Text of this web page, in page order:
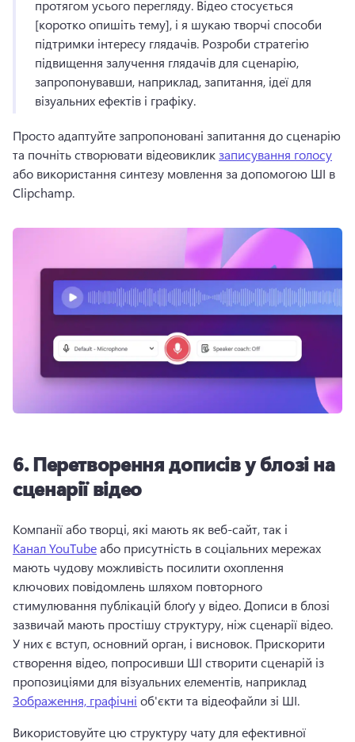
протягом усього перегляду. Відео стосується
[коротко опишіть тему], і я шукаю творчі способи
підтримки інтересу глядачів. Розроби стратегію
підвищення залучення глядачів для сценарію,
запропонувавши, наприклад, запитання, ідеї для
візуальних ефектів і графіку.
Просто адаптуйте запропоновані запитання до сценарію
та почніть створювати відеовиклик записування голосу
або використання синтезу мовлення за допомогою ШІ в
Clipchamp.
6.Перетворення дописів у блозі на
сценарії відео
Компанії або творці, які мають як веб-сайт, так і
Канал YouTube або присутність в соціальних мережах
мають чудову можливість посилити охоплення
ключових повідомлень шляхом повторного
стимулювання публікацій блоґу у відео. Дописи в блозі
У них є вступ, основний орган, і висновок. Прискорити
створення відео, попросивши ШІ створити сценарій із
пропозиціями для візуальних елементів, наприклад
Зображення, графічні об'єкти та відеофайли зі ШІ.
Використовуйте цю структуру чату для ефективної